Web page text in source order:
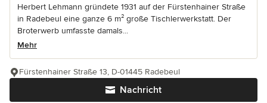
Herbert Lehmann gründete 1931 auf der Fürstenhainer Straße
in Radebeul eine ganze 6 m² große Tischlerwerkstatt. Der
Broterwerb umfasste damals...
Mehr
Nachricht
Fürstenhainer Straße 13, D-01445 Radebeul